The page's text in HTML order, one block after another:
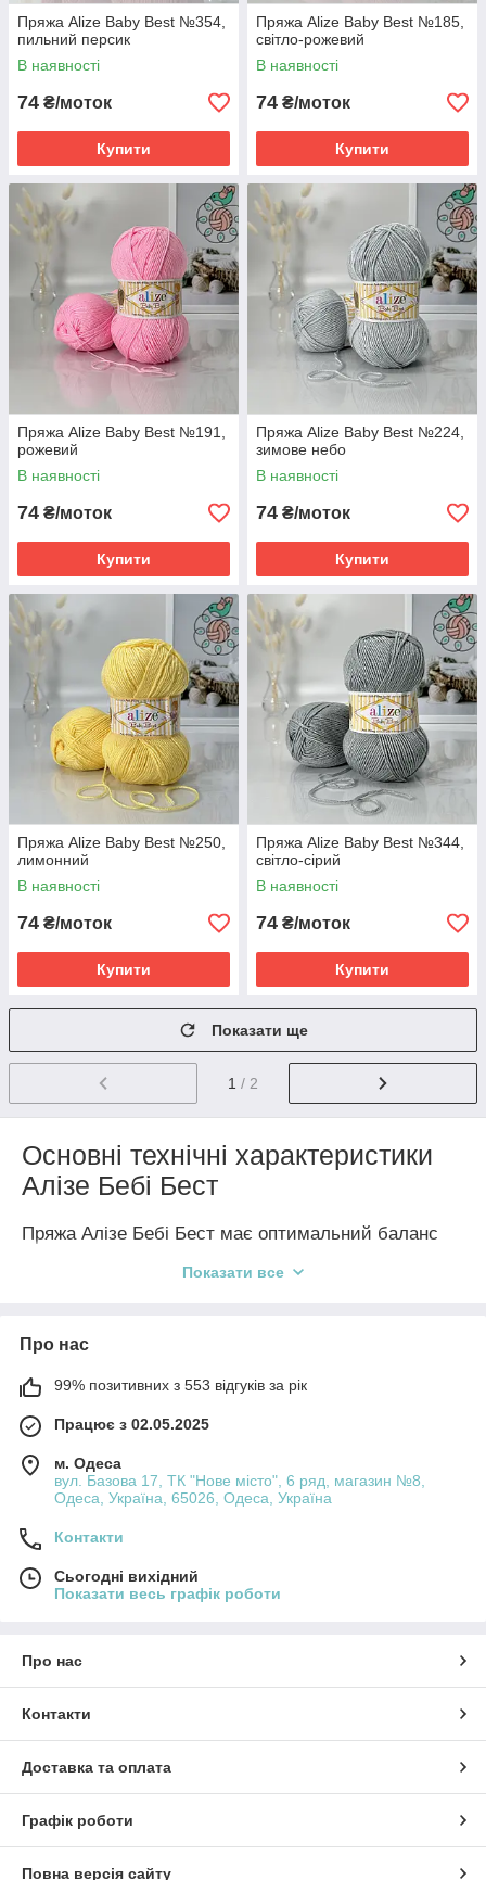
Пряжа Alize Baby Best №354,
пильний персик
В наявності
74 ₴/моток
Купити
Пряжа Alize Baby Best №185,
світло-рожевий
В наявності
74 ₴/моток
Купити
Пряжа Alize Baby Best №191,
рожевий
В наявності
74 ₴/моток
Купити
Пряжа Alize Baby Best №224,
зимове небо
В наявності
74 ₴/моток
Купити
Пряжа Alize Baby Best №250,
лимонний
В наявності
74 ₴/моток
Купити
Пряжа Alize Baby Best №344,
світло-сірий
В наявності
74 ₴/моток
Купити
Показати ще
1 / 2
Основні технічні характеристики
Алізе Бебі Бест
Пряжа Алізе Бебі Бест має оптимальний баланс
Вага мотка: 100 г, довжина нитки – близько 240 м.
Рекомендовані: спиці №4–5 та гачки №4–5.
Країна-виробник: Туреччина.
Нитка середньої товщини, приємна на дотик, не
розшаровується під час роботи. Завдяки
поєднанню волокон полотно добре дихає, водночас
зберігаючи тепло.
Чому варто обрати Alize Baby Best
поєднання комфорту для малюка та практичності
для мами:
акрил забезпечує міцність, зносостійкість і
легкий догляд;
Показати все
Про нас
99% позитивних з 553 відгуків за рік
Працює з 02.05.2025
м. Одеса
вул. Базова 17, ТК "Нове місто", 6 ряд, магазин №8,
Одеса, Україна, 65026, Одеса, Україна
Контакти
Сьогодні вихідний
Показати весь графік роботи
Про нас
Контакти
Доставка та оплата
Графік роботи
Повна версія сайту